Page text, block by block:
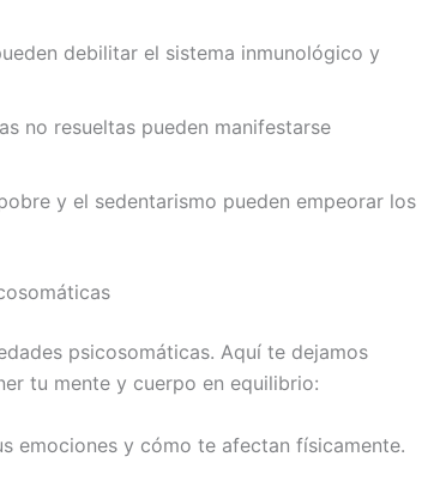
debilitar el sistema inmunológico y
no resueltas pueden manifestarse
y el sedentarismo pueden empeorar los
psicosomáticas. Aquí te dejamos
tu mente y cuerpo en equilibrio:
emociones y cómo te afectan físicamente.